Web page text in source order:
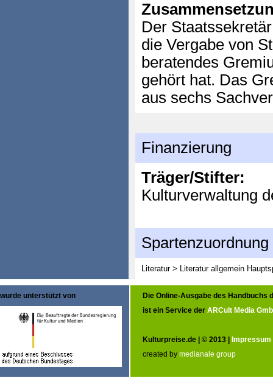
Der
die Vergabe von
beratendes
gehört hat. Das
aus sechs
Finanzierung
Träger/Stifter:
Kulturverwaltung
Spartenzuordnung
Literatur > Literatur allgemein
wurde unterstützt von
Die Online-Ausgabe des Handbuchs
ist ein Service der ARCult Media
Kulturpreise.de | © 2013 | Impressum
created by medianale group